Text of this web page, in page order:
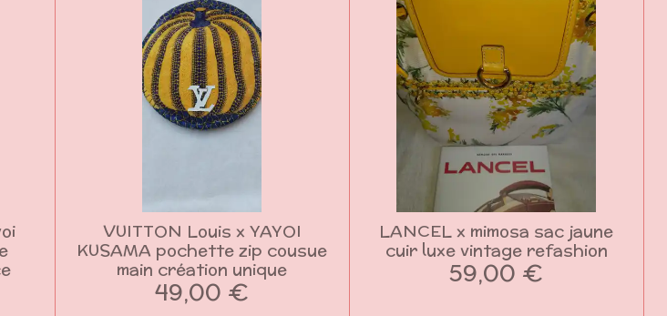
VUITTON Louis x YAYOI
KUSAMA pochette zip cousue
main création unique
49,00 €
LANCEL x mimosa sac jaune
cuir luxe vintage refashion
59,00 €